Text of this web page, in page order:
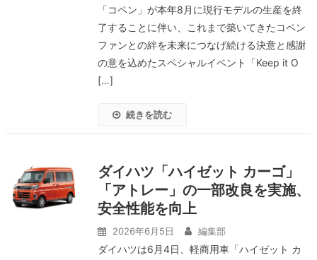
「コペン」が本年8月に現行モデルの生産を終
了することに伴い、これまで築いてきたコペン
ファンとの絆を未来につなげ続ける決意と感謝
の意を込めたスペシャルイベント「Keep it O
[…]
続きを読む
ダイハツ「ハイゼット カーゴ」
「アトレー」の一部改良を実施、
安全性能を向上
2026年6月5日 編集部
ダイハツは6月4日、軽商用車「ハイゼット カ